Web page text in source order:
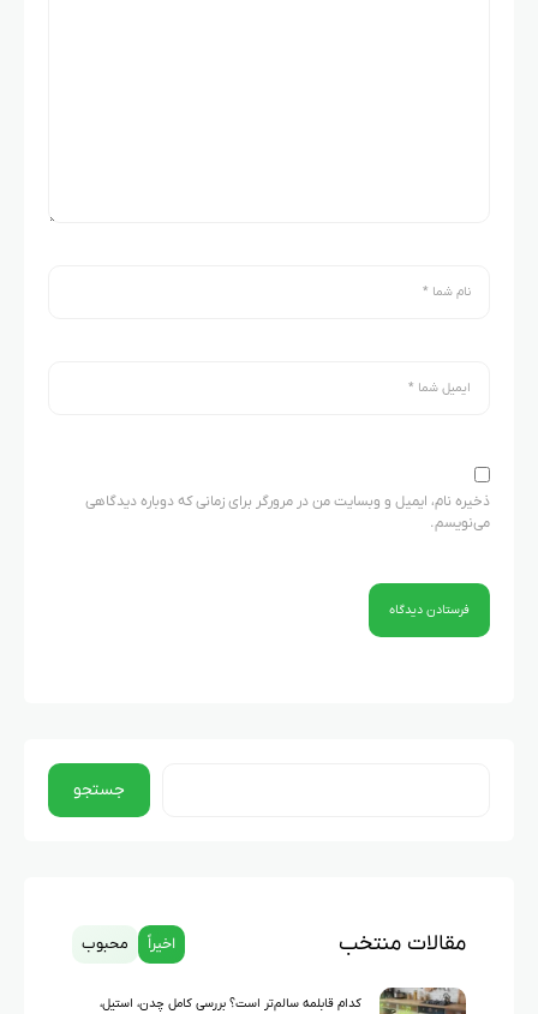
ذخیره نام، ایمیل و وبسایت من در مرورگر برای زمانی که دوباره دیدگاهی
می‌نویسم.
جستجو
مقالات منتخب اخیراً محبوب
کدام قابلمه سالم‌تر است؟ بررسی کامل چدن، استیل،